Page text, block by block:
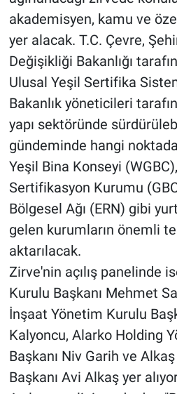
akademisyen, kamu ve
yer alacak. T.C. Çevre,
Değişikliği Bakanlığı
Ulusal Yeşil Sertifika
Bakanlık yöneticileri
yapı sektöründe
gündeminde hangi
Yeşil Bina Konseyi
Sertifikasyon Kurumu
Bölgesel Ağı (ERN) gibi
gelen kurumların önemli
aktarılacak.
Zirve'nin açılış panelinde
Kurulu Başkanı Mehmet
İnşaat Yönetim Kurulu
Kalyoncu, Alarko Holding
Başkanı Niv Garih ve Alkaş
Başkanı Avi Alkaş yer